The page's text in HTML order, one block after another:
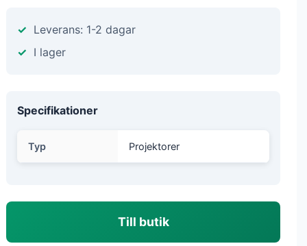
Leverans: 1-2 dagar
I lager
Specifikationer
Typ Projektorer
Till butik